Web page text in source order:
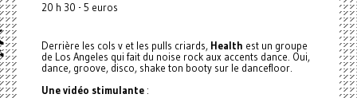
20 h 30 - 5 euros
Derrière les cols v et les pulls criards, Health est un groupe
de Los Angeles qui fait du noise rock aux accents dance. Oui,
dance, groove, disco, shake ton booty sur le dancefloor.
Une vidéo stimulante: